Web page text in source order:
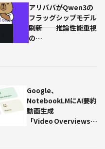
を同時リリ
ース、
Claude級
アリババがQwen3の
フラッグシップモデル
刷新──推論性能重視
の
Google、
NotebookLMにAI要約
動画生成
「Video Overviews」